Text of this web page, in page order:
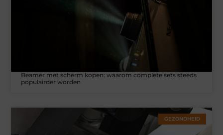
Beamer met scherm kopen: waarom complete sets steeds
populairder worden
GEZONDHEID